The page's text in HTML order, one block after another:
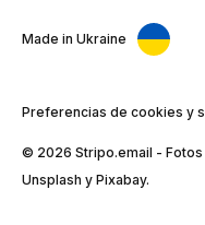
Made in Ukraine
Preferencias de cookies y
© 2026 Stripо.email -
Unsplash y Pixabay.